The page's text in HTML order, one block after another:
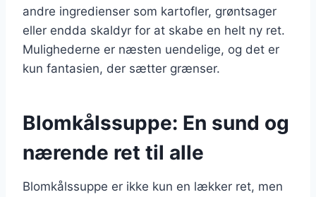
andre ingredienser som kartofler, grøntsager
eller endda skaldyr for at skabe en helt ny ret.
Mulighederne er næsten uendelige, og det er
kun fantasien, der sætter grænser.
Blomkålssuppe: En sund og
nærende ret til alle
Blomkålssuppe er ikke kun en lækker ret, men